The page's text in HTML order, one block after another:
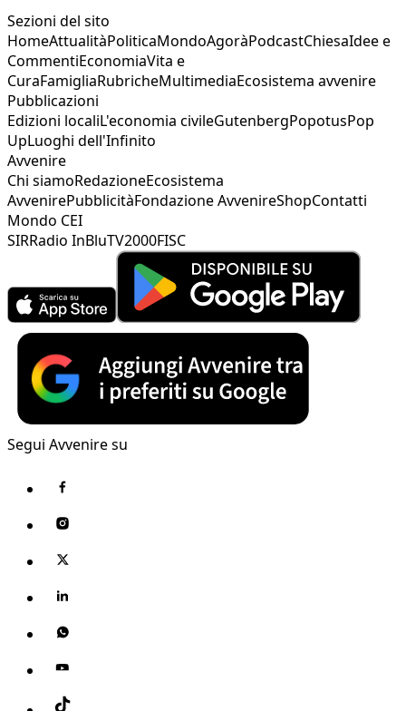
Sezioni del sito
HomeAttualitàPoliticaMondoAgoràPodcastChiesaIdee e
CommentiEconomiaVita e
CuraFamigliaRubricheMultimediaEcosistema avvenire
Pubblicazioni
Edizioni localiL'economia civileGutenbergPopotusPop
UpLuoghi dell'Infinito
Avvenire
Chi siamoRedazioneEcosistema
AvvenirePubblicitàFondazione AvvenireShopContatti
Mondo CEI
SIRRadio InBluTV2000FISC
Segui Avvenire su